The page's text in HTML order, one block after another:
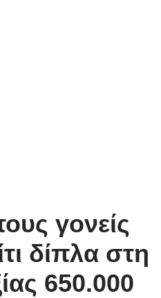
γονείς
δίπλα στη
650.000